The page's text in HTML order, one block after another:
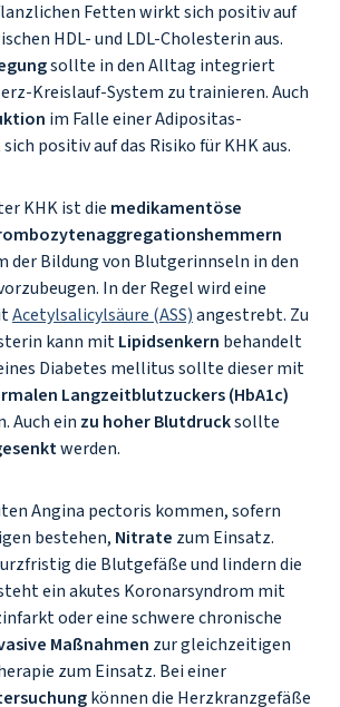
Fetten wirkt sich positiv auf
HDL- und LDL-Cholesterin aus.
sollte in den Alltag integriert
Kreislauf-System zu trainieren. Auch
im Falle einer Adipositas-
positiv auf das Risiko für KHK aus.
KHK ist die medikamentöse
der Bildung von Blutgerinnseln in den
In der Regel wird eine
Acetylsalicylsäure (ASS)angestrebt. Zu
kann mitLipidsenkern behandelt
Diabetes mellitus sollte dieser mit
Langzeitblutzuckers (HbA1c)
Auch ein zu hoher Blutdrucksollte
werden.
Angina pectoris kommen, sofern
bestehen, Nitrate zum Einsatz.
die Blutgefäße und lindern die
ein akutes Koronarsyndrom mit
oder eine schwere chronische
Maßnahmen zur gleichzeitigen
zum Einsatz. Bei einer
können die Herzkranzgefäße